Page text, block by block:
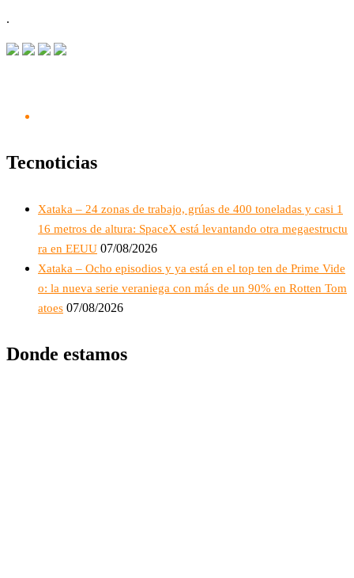
.
Tecnoticias
Xataka – 24 zonas de trabajo, grúas de 400 toneladas y casi 1
16 metros de altura: SpaceX está levantando otra megaestructu
ra en EEUU 07/08/2026
Xataka – Ocho episodios y ya está en el top ten de Prime Vide
o: la nueva serie veraniega con más de un 90% en Rotten Tom
atoes 07/08/2026
Donde estamos